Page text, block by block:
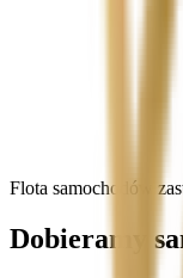
Flota samochodów
Dobieramy